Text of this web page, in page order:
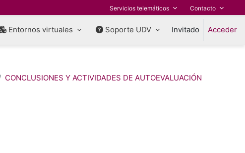
Servicios telemáticos Contacto
Entornos virtuales Soporte UDV Invitado Acceder
CONCLUSIONES Y ACTIVIDADES DE AUTOEVALUACIÓN